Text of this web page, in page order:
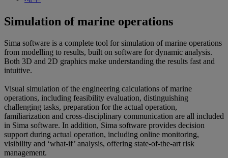
Simulation of marine operations
Sima software is a complete tool for simulation of marine operations
from modelling to results, built on software for dynamic analysis.
Both 3D and 2D graphics make understanding the results fast and
intuitive.
Visual simulation of the engineering calculations of marine
operations, including feasibility evaluation, distinguishing
challenging tasks, preparation for the actual operation,
familiarization and cross-disciplinary communication are all included
in Sima software. In addition, Sima software provides decision
support during actual operation, including online monitoring,
visibility and ‘what-if’ analysis, offering state-of-the-art risk
management.